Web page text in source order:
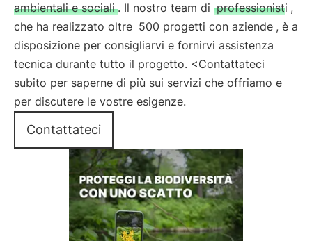
ambientali e sociali . Il nostro team di professionisti ,
che ha realizzato oltre 500 progetti con aziende , è a
disposizione per consigliarvi e fornirvi assistenza
tecnica durante tutto il progetto. <Contattateci
subito per saperne di più sui servizi che offriamo e
per discutere le vostre esigenze.
Contattateci